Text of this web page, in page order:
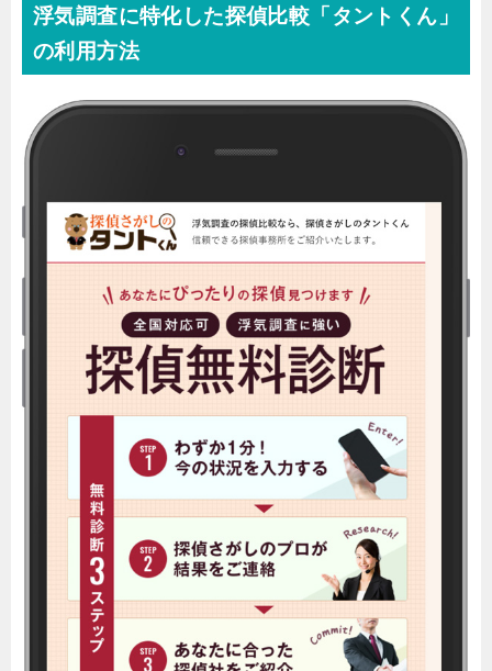
浮気調査に特化した探偵比較「タントくん」
の利用方法